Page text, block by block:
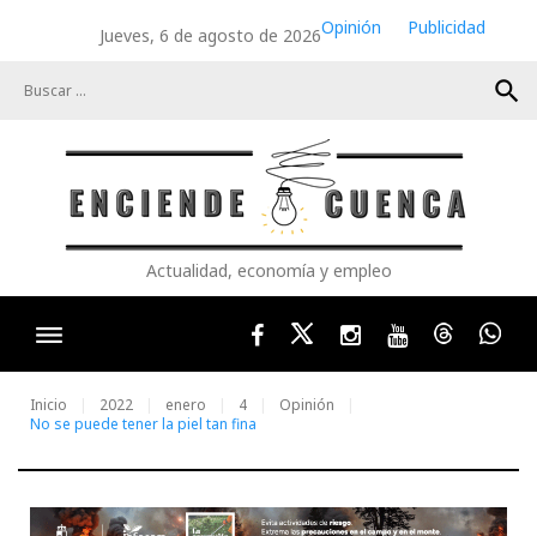
Jueves, 6 de agosto de 2026Opinión
Publicidad
search
Actualidad, economía y empleo
FacebookTwitterInstagram
YoutubeThreads
Inicio 2022 enero 4
Opinión
No se puede tener la piel tan fina